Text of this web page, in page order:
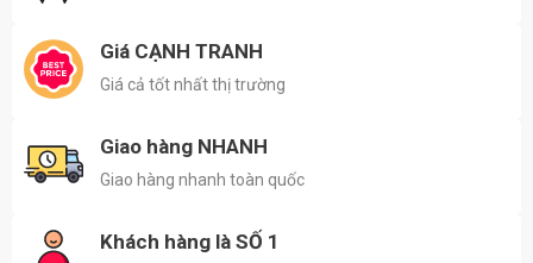
Giá CẠNH TRANH
Giá cả tốt nhất thị trường
Giao hàng NHANH
Giao hàng nhanh toàn quốc
Khách hàng là SỐ 1